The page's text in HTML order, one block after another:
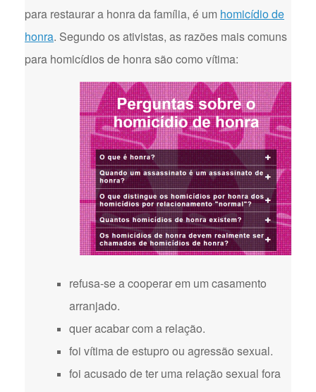
para restaurar a honra da família, é um homicídio de
honra. Segundo os ativistas, as razões mais comuns
para homicídios de honra são como vítima:
refusa-se a cooperar em um casamento
arranjado.
quer acabar com a relação.
foi vítima de estupro ou agressão sexual.
foi acusado de ter uma relação sexual fora